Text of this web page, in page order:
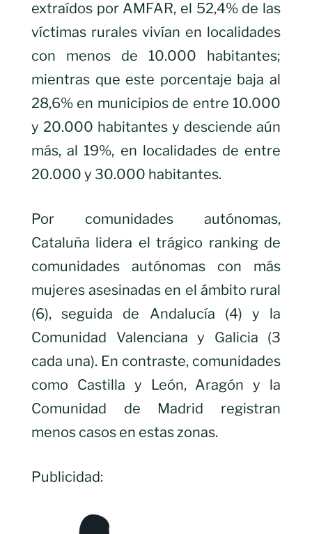
extraídos por AMFAR, el 52,4% de las
víctimas rurales vivían en localidades
con menos de 10.000 habitantes;
mientras que este porcentaje baja al
28,6% en municipios de entre 10.000
y 20.000 habitantes y desciende aún
más, al 19%, en localidades de entre
20.000 y 30.000 habitantes.
Por comunidades autónomas,
Cataluña lidera el trágico ranking de
comunidades autónomas con más
mujeres asesinadas en el ámbito rural
(6), seguida de Andalucía (4) y la
Comunidad Valenciana y Galicia (3
cada una). En contraste, comunidades
como Castilla y León, Aragón y la
Comunidad de Madrid registran
menos casos en estas zonas.
Publicidad: